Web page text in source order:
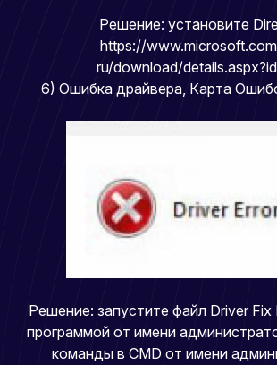
Решение: установите
https://
ru/download/
6) Ошибка драйвера, Карта
Решение: запустите файл Driver Fix
программой от имени
команды в CMD от имени